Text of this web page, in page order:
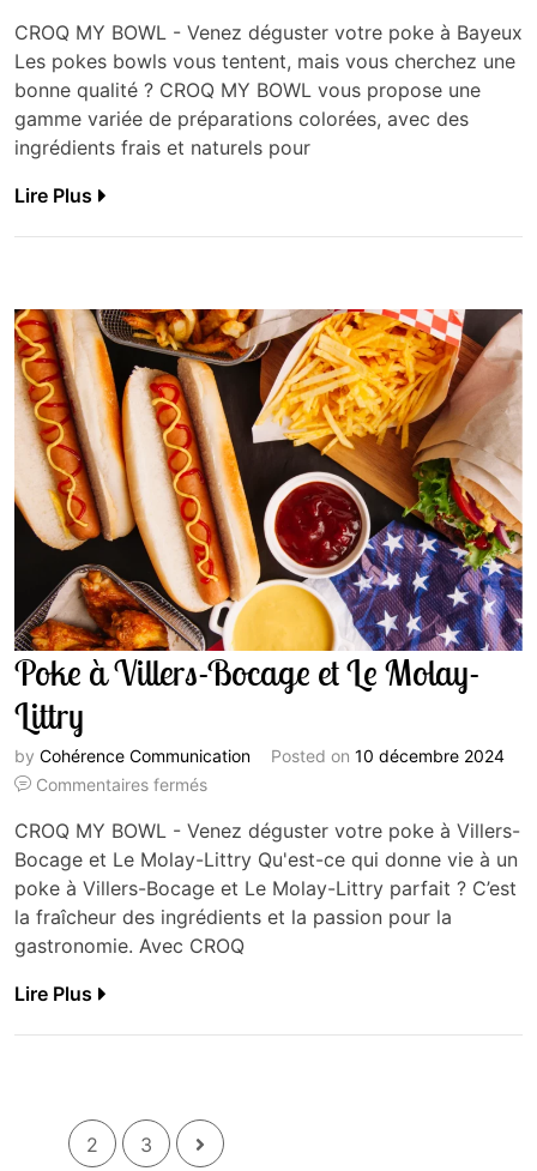
CROQ MY BOWL - Venez déguster votre poke à Bayeux
Les pokes bowls vous tentent, mais vous cherchez une
bonne qualité ? CROQ MY BOWL vous propose une
gamme variée de préparations colorées, avec des
ingrédients frais et naturels pour
Lire Plus
Poke à Villers-Bocage et Le Molay-
Littry
by Cohérence Communication Posted on 10 décembre 2024
Commentaires fermés
CROQ MY BOWL - Venez déguster votre poke à Villers-
Bocage et Le Molay-Littry Qu'est-ce qui donne vie à un
poke à Villers-Bocage et Le Molay-Littry parfait ? C’est
la fraîcheur des ingrédients et la passion pour la
gastronomie. Avec CROQ
Lire Plus
2 3